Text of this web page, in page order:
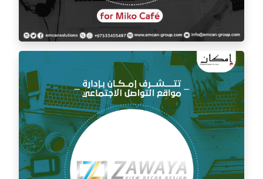
إدارة السوشيال ميديا لمقهى ميكو كافيه